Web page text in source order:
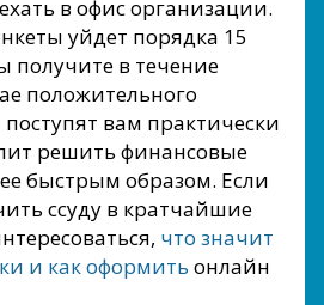
в офис организации.
уйдет порядка 15
получите в течение
положительного
вам практически
решить финансовые
быстрым образом. Если
ссуду в кратчайшие
что значит
и как оформить онлайн